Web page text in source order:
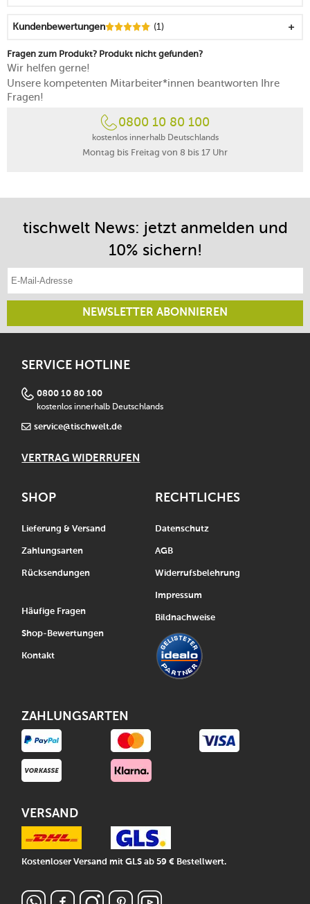
Kundenbewertungen (1)
Fragen zum Produkt? Produkt nicht gefunden?
Wir helfen gerne!
Unsere kompetenten Mitarbeiter*innen beantworten Ihre
Fragen!
0800 10 80 100
kostenlos innerhalb Deutschlands
Montag bis Freitag von 8 bis 17 Uhr
tischwelt News: jetzt anmelden und
10% sichern!
NEWSLETTER ABONNIEREN
SERVICE HOTLINE
0800 10 80 100
kostenlos innerhalb Deutschlands
service@tischwelt.de
VERTRAG WIDERRUFEN
SHOP
Lieferung & Versand
Zahlungsarten
Rücksendungen
Häufige Fragen
Shop-Bewertungen
Kontakt
RECHTLICHES
Datenschutz
AGB
Widerrufsbelehrung
Impressum
Bildnachweise
ZAHLUNGSARTEN
VERSAND
Kostenloser Versand mit GLS ab 59 € Bestellwert.